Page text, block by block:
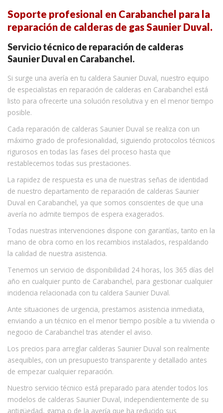
Soporte profesional en Carabanchel para la
reparación de calderas de gas Saunier Duval.
Servicio técnico de reparación de calderas
Saunier Duval en Carabanchel.
Si surge una avería en tu caldera Saunier Duval, nuestro equipo
de especialistas en reparación de calderas en Carabanchel está
listo para ofrecerte una solución resolutiva y en el menor tiempo
posible.
Cada reparación de calderas Saunier Duval se realiza con un
máximo grado de profesionalidad, siguiendo protocolos técnicos
rigurosos en todas las fases del proceso hasta que
restablecemos todas sus prestaciones.
La rapidez de respuesta es una de nuestras señas de identidad
de nuestro departamento de reparación de calderas Saunier
Duval en Carabanchel, ya que somos conscientes de que una
avería no admite tiempos de espera exagerados.
Todas nuestras intervenciones dispone con garantías, tanto en la
mano de obra como en los recambios instalados, respaldando
la calidad de nuestra asistencia.
Tenemos un servicio de disponibilidad 24 horas, los 365 días del
año en cualquier punto de Carabanchel, para gestionar cualquier
incidencia relacionada con tu caldera Saunier Duval.
Ante situaciones de urgencia, prestamos asistencia inmediata,
enviando a un técnico en el menor tiempo posible a tu vivienda o
negocio de Carabanchel tras atender el aviso.
Los precios para arreglar calderas Saunier Duval son realmente
asequibles, con un presupuesto transparente y detallado antes
de empezar cualquier reparación.
Nuestro servicio técnico está preparado para atender todos los
modelos de calderas Saunier Duval, independientemente de su
antigüedad, gama o de la avería que ha reducido sus